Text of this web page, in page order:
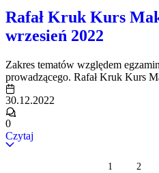
Rafał Kruk Kurs
wrzesień 2022
Zakres tematów względem
prowadzącego. Rafał Kruk Kurs
30.12.2022
0
Czytaj
1 2